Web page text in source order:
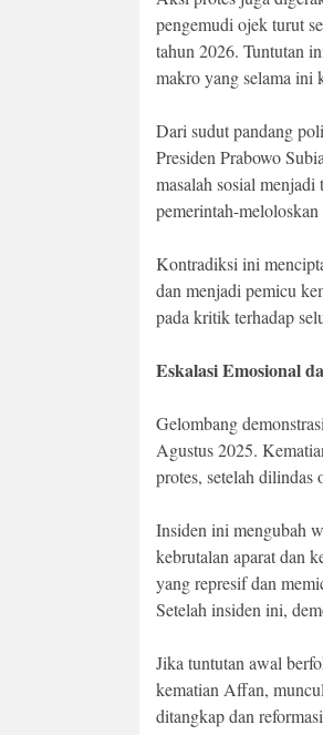
pengemudi ojek turut
tahun 2026. Tuntutan
makro yang selama ini
Dari sudut pandang
Presiden Prabowo
masalah sosial
pemerintah-
Kontradiksi ini
dan menjadi pemicu
pada kritik terhadap
Eskalasi Emosional
Gelombang
Agustus 2025.
protes, setelah
Insiden ini mengubah
kebrutalan aparat dan
yang represif dan
Setelah insiden ini,
Jika tuntutan awal
kematian Affan,
ditangkap dan